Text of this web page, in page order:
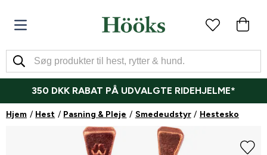
350 DKK RABAT PÅ UDVALGTE RIDEHJELME*
Hjem Hest Pasning & Pleje Smedeudstyr Hestesko